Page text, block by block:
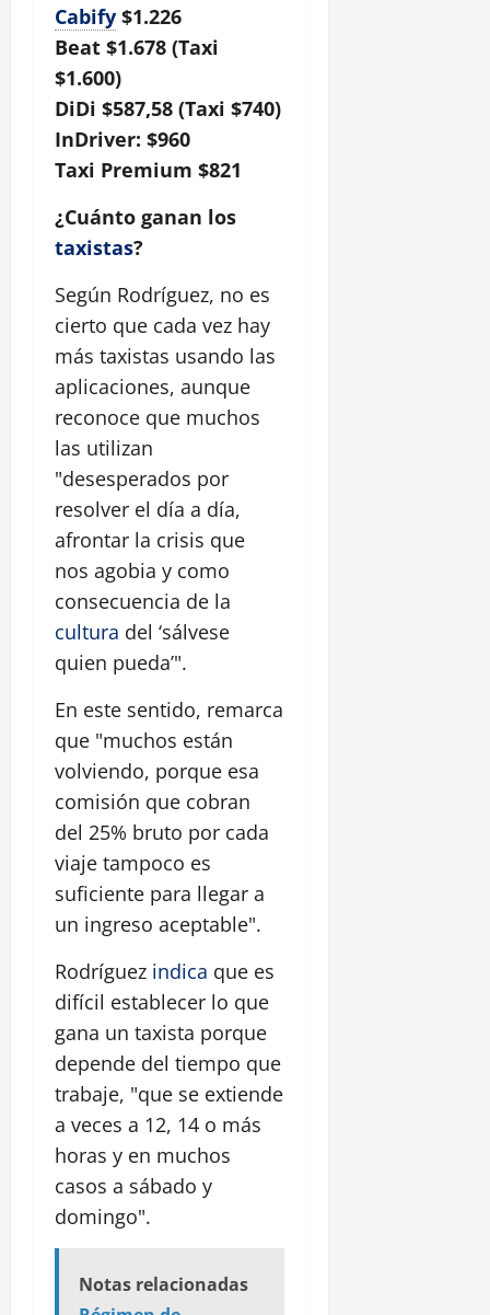
Cabify $1.226
Beat $1.678 (Taxi
$1.600)
DiDi $587,58 (Taxi $740)
InDriver: $960
Taxi Premium $821
¿Cuánto ganan los
taxistas?
Según Rodríguez, no es
cierto que cada vez hay
más taxistas usando las
aplicaciones, aunque
reconoce que muchos
las utilizan
"desesperados por
resolver el día a día,
afrontar la crisis que
nos agobia y como
consecuencia de la
cultura del ‘sálvese
quien pueda’".
En este sentido, remarca
que "muchos están
volviendo, porque esa
comisión que cobran
del 25% bruto por cada
viaje tampoco es
suficiente para llegar a
un ingreso aceptable".
Rodríguez indica que es
difícil establecer lo que
gana un taxista porque
depende del tiempo que
trabaje, "que se extiende
a veces a 12, 14 o más
horas y en muchos
casos a sábado y
domingo".
Notas relacionadas